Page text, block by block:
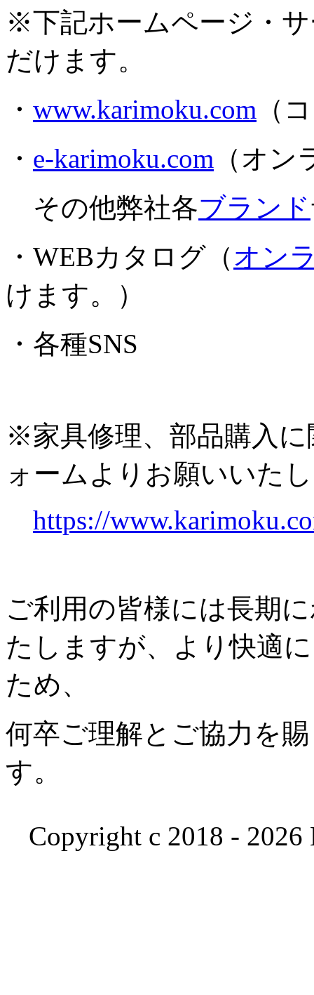
※下記ホームページ・
だけます。
・ www.karimoku.com （
・ e-karimoku.com （オ
その他弊社各ブランド
・WEBカタログ（オン
けます。）
・各種SNS
※家具修理、部品購入
ォームよりお願いいた
https://
ご利用の皆様には長期
たしますが、より快適
ため、
何卒ご理解とご協力を
す。
Copyright c 2018 -